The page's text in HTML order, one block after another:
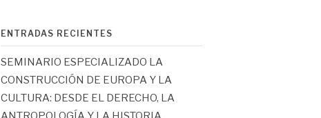
ENTRADAS RECIENTES
SEMINARIO ESPECIALIZADO LA
CONSTRUCCIÓN DE EUROPA Y LA
CULTURA: DESDE EL DERECHO, LA